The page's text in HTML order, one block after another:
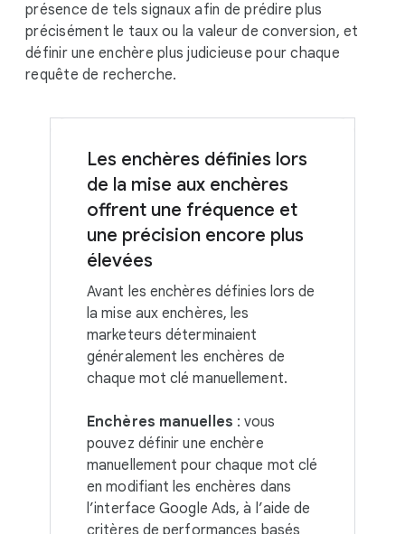
présence de tels signaux afin de prédire plus
précisément le taux ou la valeur de conversion, et
définir une enchère plus judicieuse pour chaque
requête de recherche.
Les enchères définies lors
de la mise aux enchères
offrent une fréquence et
une précision encore plus
élevées
Avant les enchères définies lors de
la mise aux enchères, les
marketeurs déterminaient
généralement les enchères de
chaque mot clé manuellement.
Enchères manuelles : vous
pouvez définir une enchère
manuellement pour chaque mot clé
en modifiant les enchères dans
l’interface Google Ads, à l’aide de
critères de performances basés